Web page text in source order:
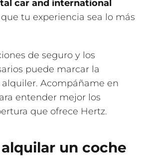
car and international
que tu experiencia sea lo más
de seguro y los
puede marcar la
Acompáñame en
entender mejor los
que ofrece Hertz.
un coche